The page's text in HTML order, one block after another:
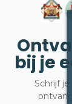
of een
06-55695523
bij je
Schrijf